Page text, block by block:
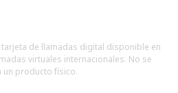
de llamadas digital disponible en
virtuales internacionales. No se
un producto físico.